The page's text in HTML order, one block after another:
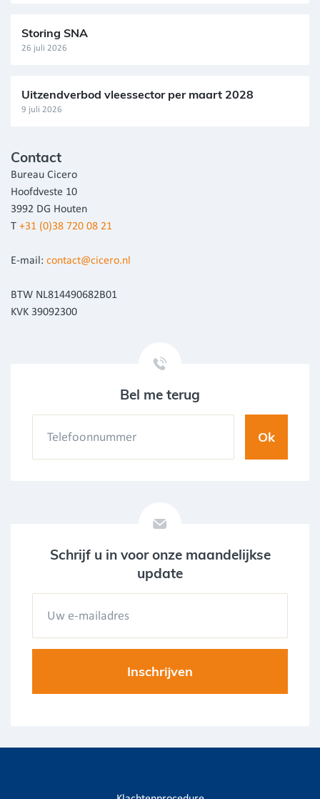
Storing SNA
26 juli 2026
Uitzendverbod vleessector per maart 2028
9 juli 2026
Contact
Bureau Cicero
Hoofdveste 10
3992 DG Houten
T +31 (0)38 720 08 21
E-mail: contact@cicero.nl
BTW NL814490682B01
KVK 39092300
Bel me terug
Schrijf u in voor onze maandelijkse
update